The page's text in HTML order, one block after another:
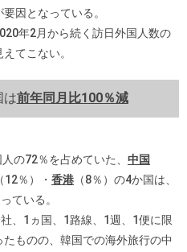
因となっている。
年2月から続く訪日外国人数の
てこない。
は前年同月比100％減
の72％を占めていた、 中国
（12％）・ 香港 （8％）の4か国は、
ている。
社、1ヵ国、1路線、1週、1便に限
たものの、韓国での海外旅行の中